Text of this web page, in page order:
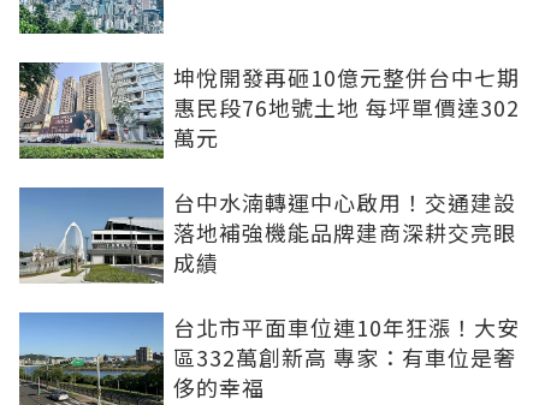
坤悅開發再砸10億元整併台中七期
惠民段76地號土地 每坪單價達302
萬元
台中水湳轉運中心啟用！交通建設
落地補強機能品牌建商深耕交亮眼
成績
台北市平面車位連10年狂漲！大安
區332萬創新高 專家：有車位是奢
侈的幸福